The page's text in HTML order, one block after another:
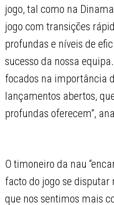
jogo, tal como na
jogo com transições
profundas e níveis de
sucesso da nossa
focados na importância
lançamentos abertos,
profundas oferecem”,
O timoneiro da nau
facto do jogo se disputar
que nos sentimos mais